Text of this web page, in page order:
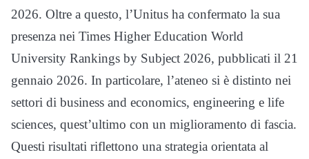
2026. Oltre a questo, l’Unitus ha confermato la sua
presenza nei Times Higher Education World
University Rankings by Subject 2026, pubblicati il 21
gennaio 2026. In particolare, l’ateneo si è distinto nei
settori di business and economics, engineering e life
sciences, quest’ultimo con un miglioramento di fascia.
Questi risultati riflettono una strategia orientata al